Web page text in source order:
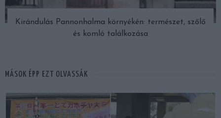
Kirándulás Pannonhalma környékén: természet, szőlő
és komló találkozása
MÁSOK ÉPP EZT OLVASSÁK